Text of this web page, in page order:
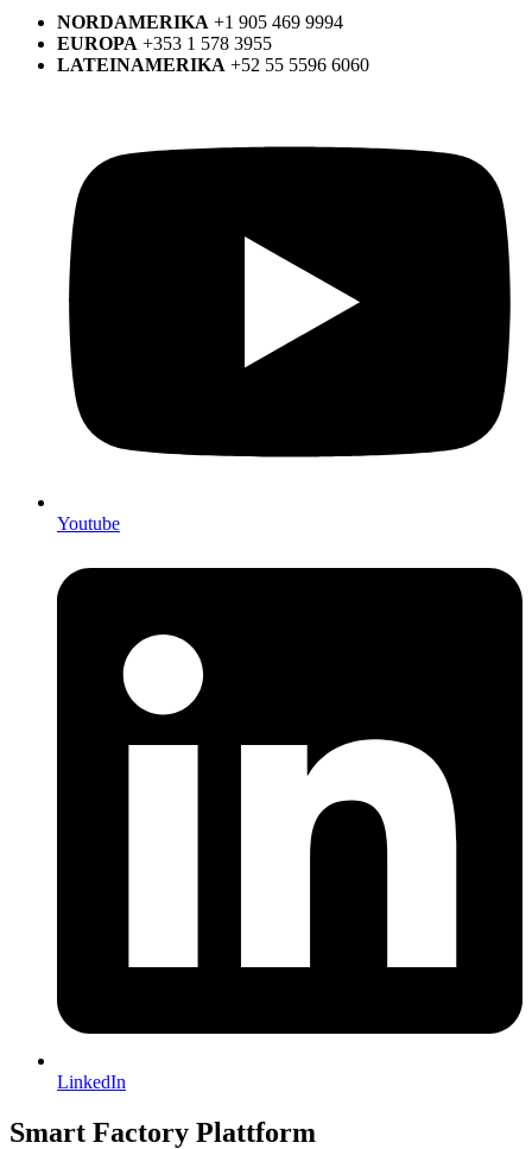
NORDAMERIKA +1 905 469 9994
EUROPA +353 1 578 3955
LATEINAMERIKA +52 55 5596 6060
Youtube
LinkedIn
Smart Factory Plattform